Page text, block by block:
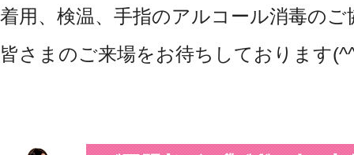
着用、検温、手指のアルコール消毒の
皆さまのご来場をお待ちしております